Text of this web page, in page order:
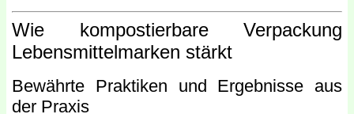
Wie kompostierbare Verpackung
Lebensmittelmarken stärkt
Bewährte Praktiken und Ergebnisse aus
der Praxis